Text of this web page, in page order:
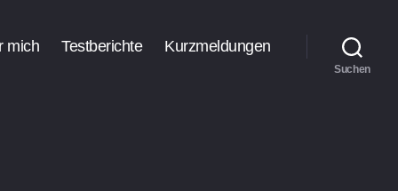
mich Testberichte Kurzmeldungen
Suchen